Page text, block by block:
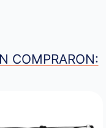
COMPRARON: